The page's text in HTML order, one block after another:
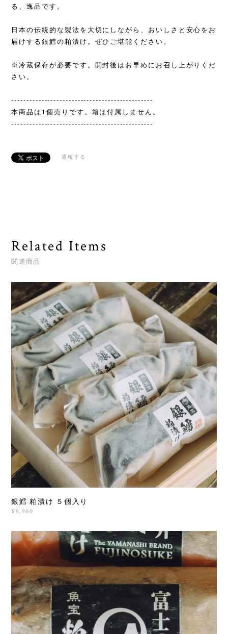
る、逸品です。
日本の伝統的な製法を大切にしながら、おいしさと安心をお
届けする銀鱈の粕漬け。ぜひご堪能ください。
※冷蔵保存が必要です。開封後はお早めにお召し上がりくだ
さい。
-----------------------------------------------
本商品は1個売りです。箱は付属しません。
-----------------------------------------------
通報する
Related Items
関連商品
銀鱈 粕漬け ５個入り
¥9,900